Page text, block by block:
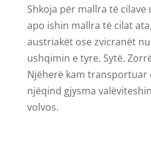
Shkoja për mallra të cilave
apo ishin mallra të cilat
austriakët ose zvicranët
ushqimin e tyre. Sytë.
Njëherë kam transportuar
njëqind gjysma
volvos.